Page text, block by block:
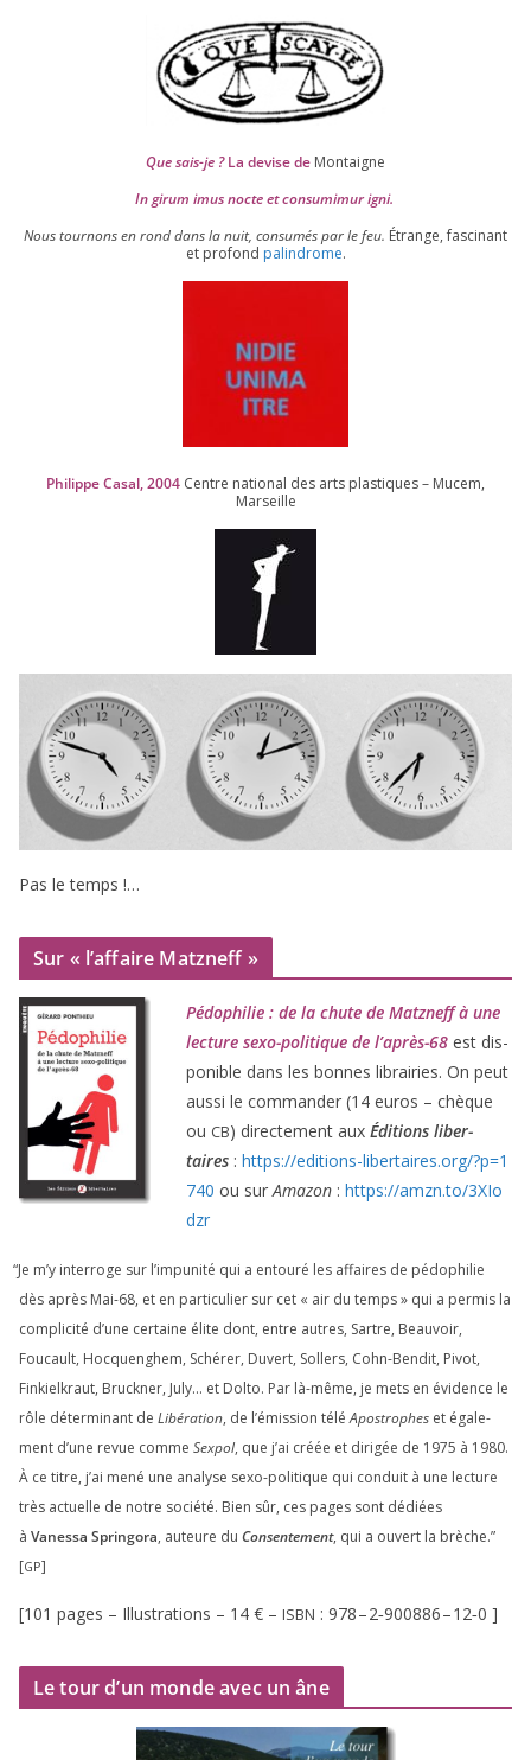
Que sais-je ?La devise de Montaigne
In girum imus nocte et consu­mi­mur igni.
Nous tour­nons en rond dans la nuit, consu­més par le feu. Étrange, fas­ci­nant
et pro­fond palin­drome.
Philippe Casal,2004 Centre natio­nal des arts plas­tiques – Mucem,
Marseille
Pas le temps !…
Sur « l’affaire Matzneff »
Pédophilie : de la chute de Matzneff à une
lec­ture sexo-poli­tique de l’après-68 est dis­
po­nible dans les bonnes librai­ries. On peut
aus­si le com­man­der (14 euros – chèque
ou CB) direc­te­ment aux Éditions liber­
taires : https://​edi​tions​-liber​taires​.org/​?​p​=​1
740 ou surAmazon : https://​amzn​.to/​3​X​I​o​
dzr
“Je m’y inter­roge sur l’impunité qui a entou­ré les affaires de pédo­phi­lie
dès après Mai-68, et en par­ti­cu­lier sur cet « air du temps » qui a per­mis la
com­pli­ci­té d’une cer­taine élite dont, entre autres, Sartre, Beauvoir,
Foucault, Hocquenghem, Schérer, Duvert, Sollers, Cohn-Bendit, Pivot,
Finkielkraut, Bruckner, July… et Dolto. Par là-même, je mets en évi­dence le
rôle déter­mi­nant de Libération, de l’émission téléApostrophes et éga­le­
ment d’une revue comme Sexpol, que j’ai créée et diri­gée de 1975 à 1980.
À ce titre, j’ai mené une ana­lyse sexo-poli­tique qui conduit à une lec­ture
très actuelle de notre socié­té. Bien sûr, ces pages sont dédiées
à Vanessa Springora, auteure du Consentement, qui a ouvert la brèche.”
[GP]
[101 pages – Illustrations – 14 € – ISBN : 978–2‑900886–12‑0 ]
Le tour d’un monde avec un âne